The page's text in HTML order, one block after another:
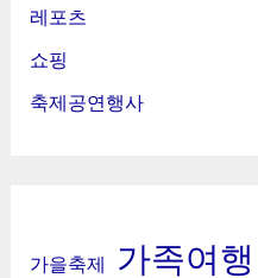
레포츠
쇼핑
축제공연행사
가을축제 가족여행